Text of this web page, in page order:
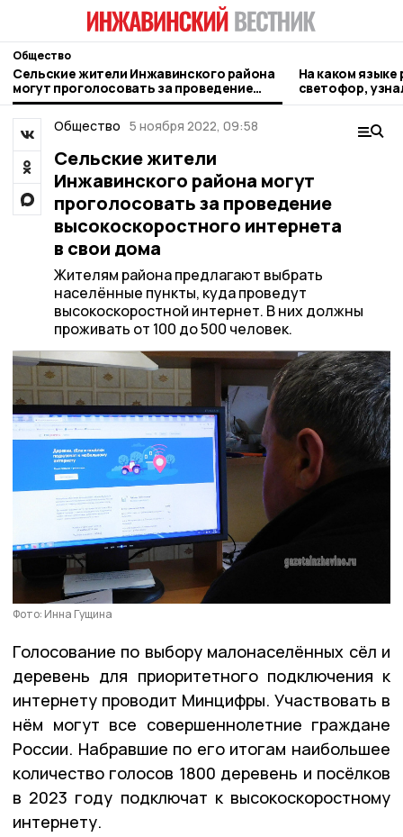
Общество
Сельские жители Инжавинского района
могут проголосовать за проведение
высокоскоростного интернета в свои
дома
На каком языке
светофор,
Общество 5 ноября 2022, 09:58
Сельские жители
Инжавинского района могут
проголосовать за проведение
высокоскоростного интернета
в свои дома
Жителям района предлагают выбрать
населённые пункты, куда проведут
высокоскоростной интернет. В них должны
проживать от 100 до 500 человек.
Фото: Инна Гущина
Голосование по выбору малонаселённых сёл и
деревень для приоритетного подключения к
интернету проводит Минцифры. Участвовать в
нём могут все совершеннолетние граждане
России. Набравшие по его итогам наибольшее
количество голосов 1800 деревень и посёлков
в 2023 году подключат к высокоскоростному
интернету.